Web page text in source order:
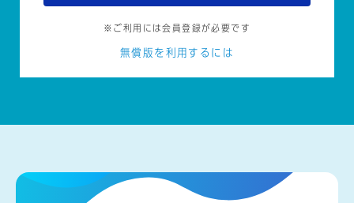
※ご利用には会員登録が必要です
無償版を利用するには